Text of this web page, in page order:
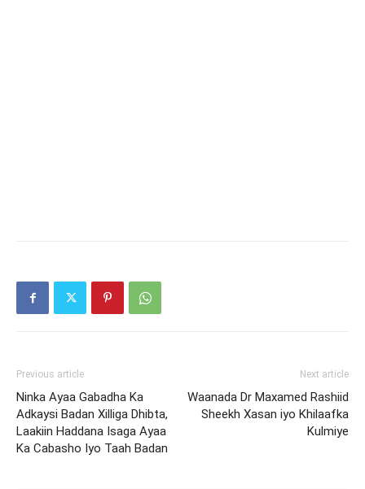
Previous article
Ninka Ayaa Gabadha Ka
Adkaysi Badan Xilliga Dhibta,
Laakiin Haddana Isaga Ayaa
Ka Cabasho Iyo Taah Badan
Next article
Waanada Dr Maxamed Rashiid
Sheekh Xasan iyo Khilaafka
Kulmiye